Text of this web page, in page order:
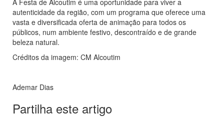
A Festa de Alcoutim é uma oportunidade para viver a
autenticidade da região, com um programa que oferece uma
vasta e diversificada oferta de animação para todos os
públicos, num ambiente festivo, descontraído e de grande
beleza natural.
Créditos da imagem: CM Alcoutim
Ademar Dias
Partilha este artigo